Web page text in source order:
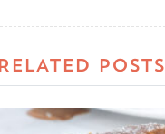
RELATED POSTS